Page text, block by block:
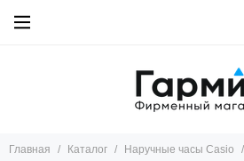
Главная Каталог Наручные часы Casio